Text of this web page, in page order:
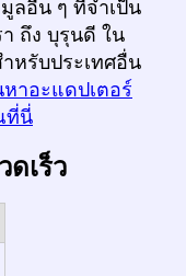
ลอื่น ๆ ที่จำเป็น
ถึง บุรุนดี ใน
หรับประเทศอื่น
าอะแดปเตอร์
ที่นี่
เร็ว